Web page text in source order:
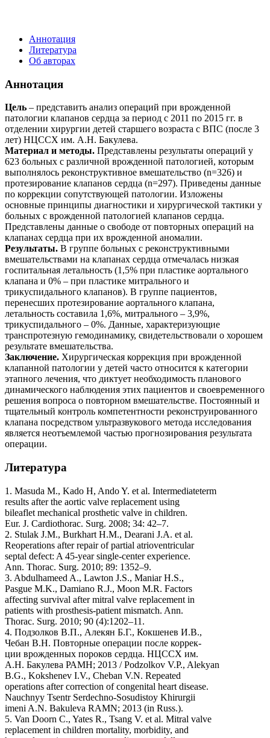
Аннотация
Литература
Об авторах
Аннотация
Цель – представить анализ операций при врожденной
патологии клапанов сердца за период с 2011 по 2015 гг. в
отделении хирургии детей старшего возраста с ВПС (после 3
лет) НЦССХ им. А.Н. Бакулева.
Материал и методы. Представлены результаты операций у
623 больных с различной врожденной патологией, которым
выполнялось реконструктивное вмешательство (n=326) и
протезирование клапанов сердца (n=297). Приведены данные
по коррекции сопутствующей патологии. Изложены
основные принципы диагностики и хирургической тактики у
больных с врожденной патологией клапанов сердца.
Представлены данные о свободе от повторных операций на
клапанах сердца при их врожденной аномалии.
Результаты. В группе больных с реконструктивными
вмешательствами на клапанах сердца отмечалась низкая
госпитальная летальность (1,5% при пластике аортального
клапана и 0% – при пластике митрального и
трикуспидального клапанов). В группе пациентов,
перенесших протезирование аортального клапана,
летальность составила 1,6%, митрального – 3,9%,
трикуспидального – 0%. Данные, характеризующие
транспротезную гемодинамику, свидетельствовали о хорошем
результате вмешательства.
Заключение. Хирургическая коррекция при врожденной
клапанной патологии у детей часто относится к категории
этапного лечения, что диктует необходимость планового
динамического наблюдения этих пациентов и своевременного
решения вопроса о повторном вмешательстве. Постоянный и
тщательный контроль компетентности реконструированного
клапана посредством ультразвукового метода исследования
является неотъемлемой частью прогнозирования результата
операции.
Литература
1. Masuda M., Kado H, Ando Y. et al. Intermediateterm
results after the aortic valve replacement using
bileaflet mechanical prosthetic valve in children.
Eur. J. Cardiothorac. Surg. 2008; 34: 42–7.
2. Stulak J.M., Burkhart H.M., Dearani J.A. et al.
Reoperations after repair of partial atrioventricular
septal defect: A 45-year single-center experience.
Ann. Thorac. Surg. 2010; 89: 1352–9.
3. Abdulhameed A., Lawton J.S., Maniar H.S.,
Pasgue M.K., Damiano R.J., Moon M.R. Factors
affecting survival after mitral valve replacement in
patients with prosthesis-patient mismatch. Ann.
Thorac. Surg. 2010; 90 (4):1202–11.
4. Подзолков В.П., Алекян Б.Г., Кокшенев И.В.,
Чебан В.Н. Повторные операции после коррек-
ции врожденных пороков сердца. НЦССХ им.
А.Н. Бакулева РАМН; 2013 / Podzolkov V.P., Alekyan
B.G., Kokshenev I.V., Cheban V.N. Repeated
operations after correction of congenital heart disease.
Nauchnyy Tsentr Serdechno-Sosudistoy Khirurgii
imeni A.N. Bakuleva RAMN; 2013 (in Russ.).
5. Van Doorn C., Yates R., Tsang V. et al. Mitral valve
replacement in children mortality, morbidity, and